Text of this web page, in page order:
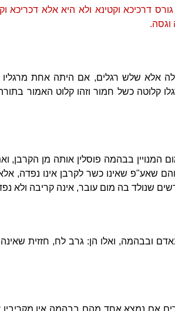
דרכיכא וקטינא ולא היא אלא דכריכא
וגסה.
אלא שלש רגלים, אם היתה אחת
קלוטה כשל חמור וזהו קלוט האמור
המנויין בבהמה פוסלין אותה מן
שאע"פ שאינו כשר לקרבן אינו נפדה,
שנולד בה מום עובר, אינה קריבה ולא
ובבהמה, ואלו הן: גרב לח, חזזית שאינה
אם נמצא אחד מהם בבהמה אין